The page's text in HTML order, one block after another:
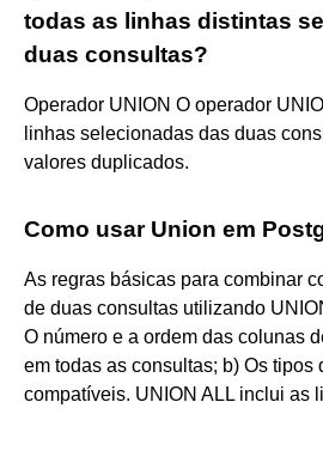
todas as linhas distintas
duas consultas?
Operador UNION O operador
linhas selecionadas das duas
valores duplicados.
Como usar Union em
As regras básicas para combinar
de duas consultas utilizando
O número e a ordem das colunas
em todas as consultas; b) Os tipos
compatíveis. UNION ALL inclui as